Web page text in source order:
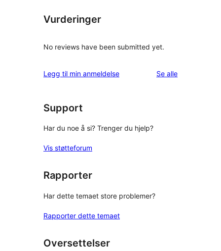
Vurderinger
No reviews have been submitted yet.
Legg til min anmeldelse Se alleomtalene
Support
Har du noe å si? Trenger du hjelp?
Vis støtteforum
Rapporter
Har dette temaet store problemer?
Rapporter dette temaet
Oversettelser